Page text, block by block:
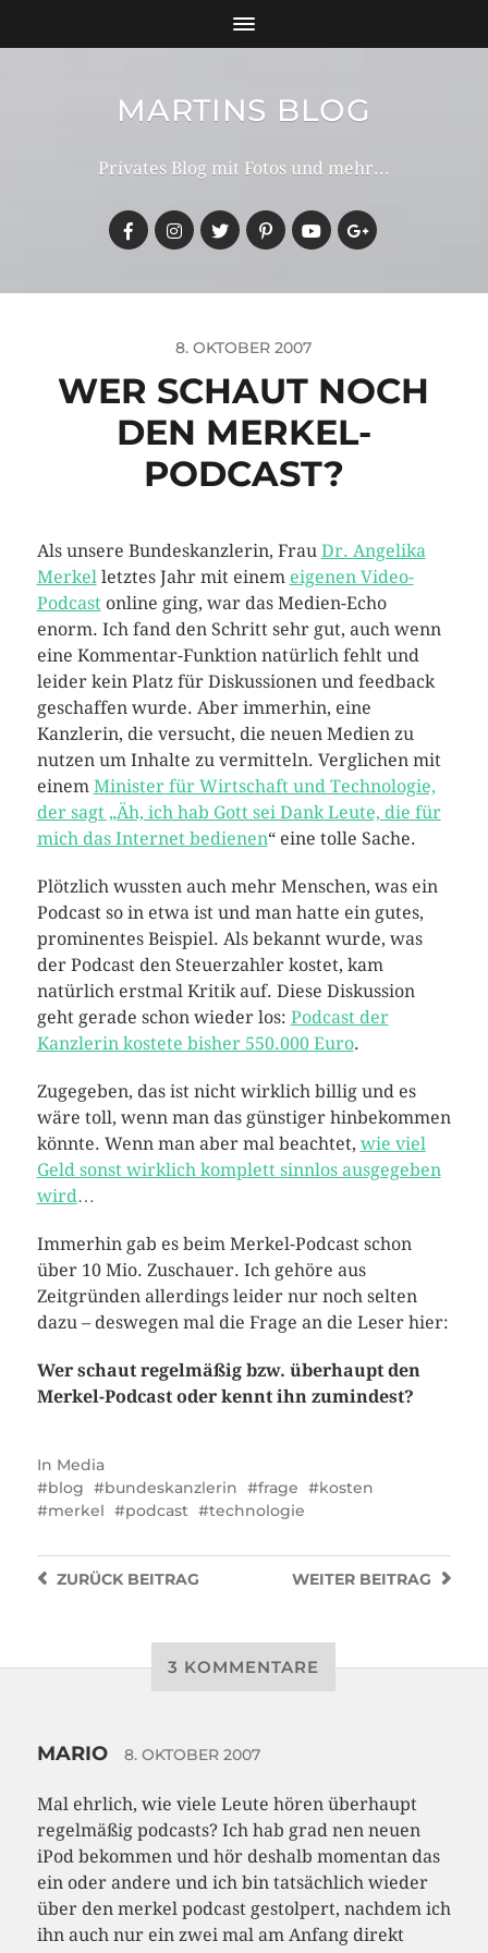
MARTINS BLOG
Privates Blog mit Fotos und mehr...
8. OKTOBER 2007
WER SCHAUT NOCH
DEN MERKEL-
PODCAST?
Als unsere Bundeskanzlerin, Frau Dr. Angelika
Merkelletztes Jahr mit einem eigenen Video-
Podcastonline ging, war das Medien-Echo
enorm. Ich fand den Schritt sehr gut, auch wenn
eine Kommentar-Funktion natürlich fehlt und
leider kein Platz für Diskussionen und feedback
geschaffen wurde. Aber immerhin, eine
Kanzlerin, die versucht, die neuen Medien zu
nutzen um Inhalte zu vermitteln. Verglichen mit
einem Minister für Wirtschaft und Technologie,
der sagt „Äh, ich hab Gott sei Dank Leute, die für
mich das Internet bedienen“ eine tolle Sache.
Plötzlich wussten auch mehr Menschen, was ein
Podcast so in etwa ist und man hatte ein gutes,
prominentes Beispiel. Als bekannt wurde, was
der Podcast den Steuerzahler kostet, kam
natürlich erstmal Kritik auf. Diese Diskussion
geht gerade schon wieder los: Podcast der
Kanzlerin kostete bisher 550.000 Euro.
Zugegeben, das ist nicht wirklich billig und es
wäre toll, wenn man das günstiger hinbekommen
könnte. Wenn man aber mal beachtet, wie viel
Geld sonst wirklich komplett sinnlos ausgegeben
wird…
Immerhin gab es beim Merkel-Podcast schon
über 10 Mio. Zuschauer. Ich gehöre aus
Zeitgründen allerdings leider nur noch selten
dazu – deswegen mal die Frage an die Leser hier:
Wer schaut regelmäßig bzw. überhaupt den
Merkel-Podcast oder kennt ihn zumindest?
In Media
blog
bundeskanzlerin frage
kosten
merkel
podcast technologie
WEITER BEITRAG
ZURÜCKBEITRAG
3 KOMMENTARE
MARIO 8. OKTOBER 2007
Mal ehrlich, wie viele Leute hören überhaupt
regelmäßig podcasts? Ich hab grad nen neuen
iPod bekommen und hör deshalb momentan das
ein oder andere und ich bin tatsächlich wieder
über den merkel podcast gestolpert, nachdem ich
ihn auch nur ein zwei mal am Anfang direkt